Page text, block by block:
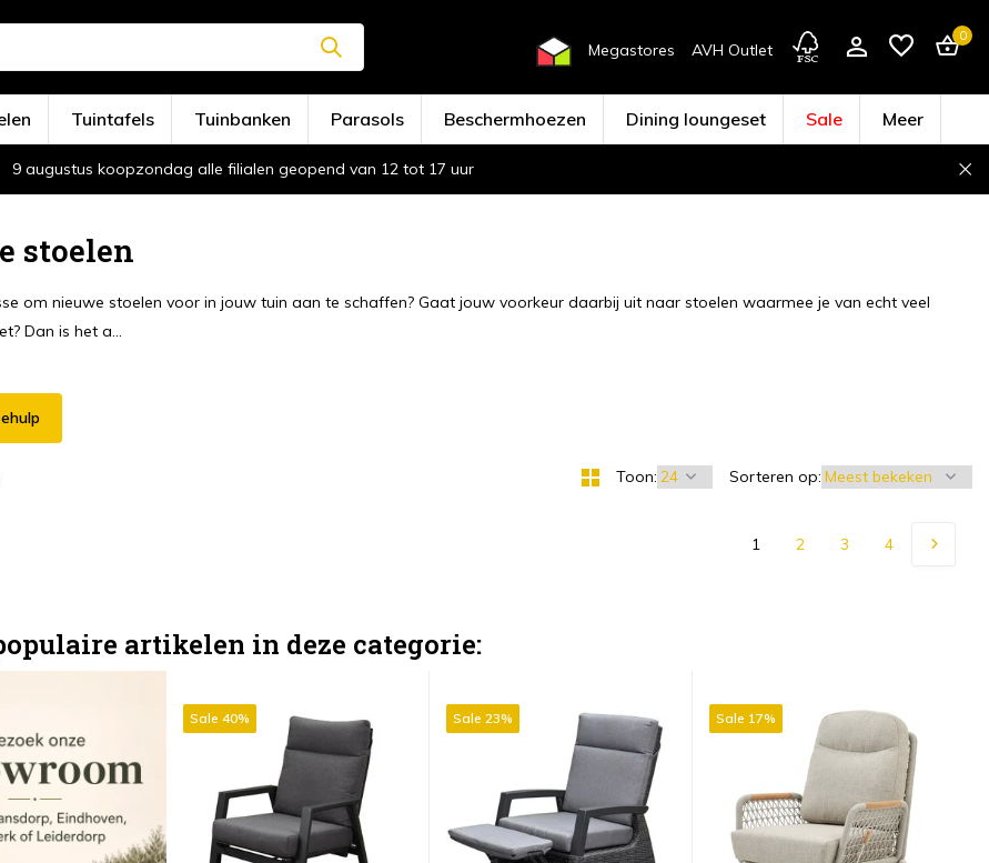
Megastores AVH Outlet
0
Tuintafels Tuinbanken Parasols Beschermhoezen Dining loungeset Sale Meer
9 augustus koopzondag alle filialen geopend van 12 tot 17 uur
stoelen
om nieuwe stoelen voor in jouw tuin aan te schaffen? Gaat jouw voorkeur daarbij uit naar stoelen waarmee je van echt veel
Dan is het a...
Toon: Sorteren op:
1 2 3 4
artikelen in deze categorie:
Sale 40% Sale 23% Sale 17%